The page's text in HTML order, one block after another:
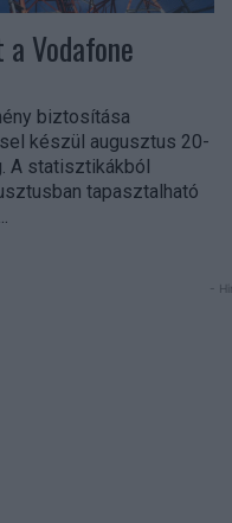
Vodafone
biztosítása
készül augusztus 20-
A statisztikákból
tapasztalható
-